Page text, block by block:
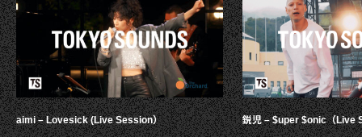
aimi – Lovesick (Live Session） 鋭児 – $uper $onic（Live